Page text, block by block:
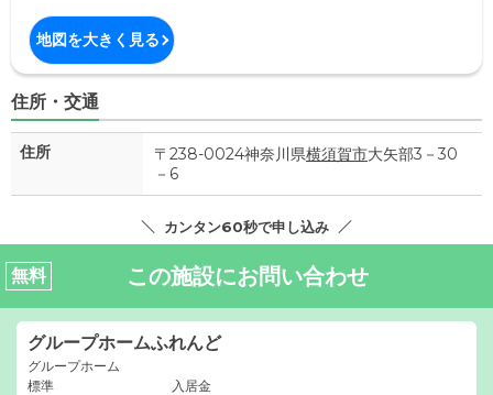
地図を大きく見る
住所・交通
住所 〒238-0024神奈川県横須賀市大矢部3－30
－6
カンタン60秒で申し込み
無料 この施設にお問い合わせ
グループホームふれんど
グループホーム
標準
入居金